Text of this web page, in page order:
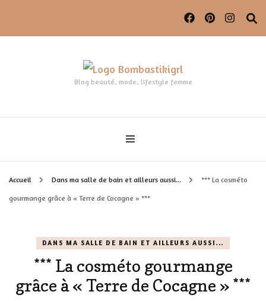
Blog beauté, mode, lifestyle femme
Accueil Dans ma salle de bain et ailleurs aussi... *** La cosméto
gourmange grâce à « Terre de Cocagne » ***
DANS MA SALLE DE BAIN ET AILLEURS AUSSI...
*** La cosméto gourmange
grâce à « Terre de Cocagne » ***